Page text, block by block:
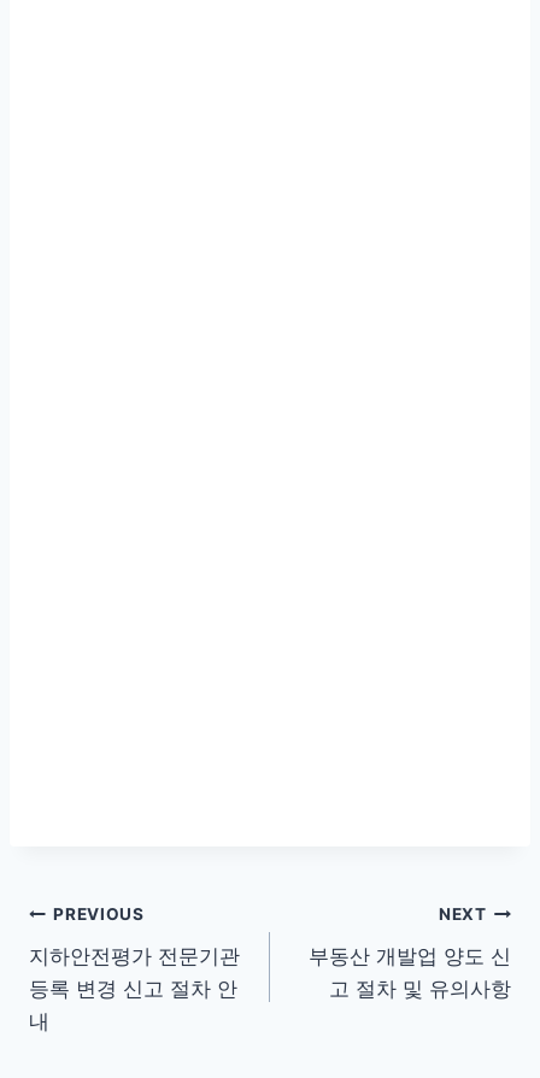
글
탐
색
PREVIOUS
지하안전평가 전문기관
등록 변경 신고 절차 안
내
NEXT
부동산 개발업 양도 신
고 절차 및 유의사항